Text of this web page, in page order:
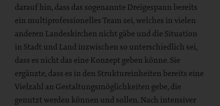
darauf hin, dass das sogenannte Dreigespann bereits
ein multiprofessionelles Team sei, welches in vielen
anderen Landeskirchen nicht gäbe und die Situation
in Stadt und Land inzwischen so unterschiedlich sei,
dass es nicht das eine Konzept geben könne. Sie
ergänzte, dass es in den Struktureinheiten bereits eine
Vielzahl an Gestaltungsmöglichkeiten gebe, die
genutzt werden können und sollen. Nach intensiver